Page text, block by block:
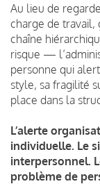
Au lieu de
charge de travail,
chaîne
risque —
personne qui
style, sa fragilité
place dans la
L’alerte
individuelle. Le
interpersonnel.
problème de